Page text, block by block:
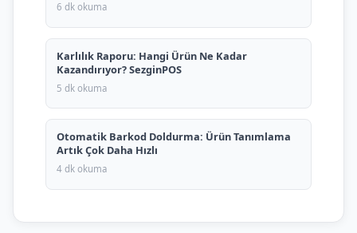
6 dk okuma
Karlılık Raporu: Hangi Ürün Ne Kadar
Kazandırıyor? SezginPOS
5 dk okuma
Otomatik Barkod Doldurma: Ürün Tanımlama
Artık Çok Daha Hızlı
4 dk okuma